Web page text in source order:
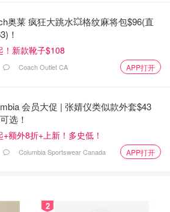
时，Frank Cao在车库里；
死Shao Jing Lu；
在车库里；
呆了五个小时；
尸体上有Frank Cao的DNA。
Perreault将主持审判，她告诉陪审
个月。
事，"Cao在周一被要求认罪时通过
将被翻译成普通话。
奥莱 疯狂大跳水💥格纹麻将包$96(直
！
！新款靴子$108
Coach Outlet CA APP打开
会员大促 | 张婧仪类似款外套$43
选！
+额外8折+上新！多史低！
Columbia Sportswear Canada APP打开
2